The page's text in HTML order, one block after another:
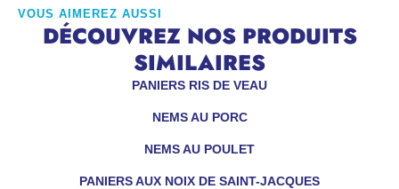
VOUS AIMEREZ AUSSI
DÉCOUVREZ NOS PRODUITS
SIMILAIRES
NEMS AU PORC
NEMS AU POULET
PANIERS AUX NOIX DE SAINT-JACQUES
PANIERS RIS DE VEAU